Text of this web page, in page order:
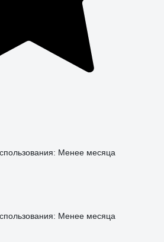
Менее месяца
Менее месяца